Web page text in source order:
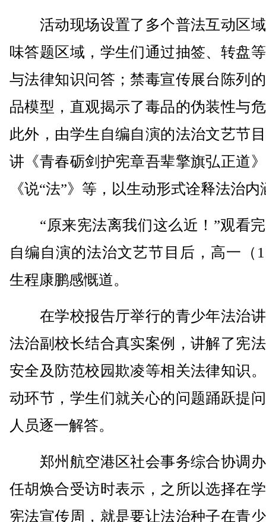
活动现场设置了多个普法互动区
味答题区域，学生们通过抽签、转盘
与法律知识问答；禁毒宣传展台陈列
品模型，直观揭示了毒品的伪装性与
此外，由学生自编自演的法治文艺节
讲《青春砺剑护宪章吾辈擎旗弘正道
《说“法”》等，以生动形式诠释法治内
“原来宪法离我们这么近！”观看
自编自演的法治文艺节目后，高一（
生程康鹏感慨道。
在学校报告厅举行的青少年法治
法治副校长结合真实案例，讲解了宪
安全及防范校园欺凌等相关法律知识
动环节，学生们就关心的问题踊跃提
人员逐一解答。
郑州航空港区社会事务综合协调
任胡焕合受访时表示，之所以选择在
宪法宣传周，就是要让法治种子在青